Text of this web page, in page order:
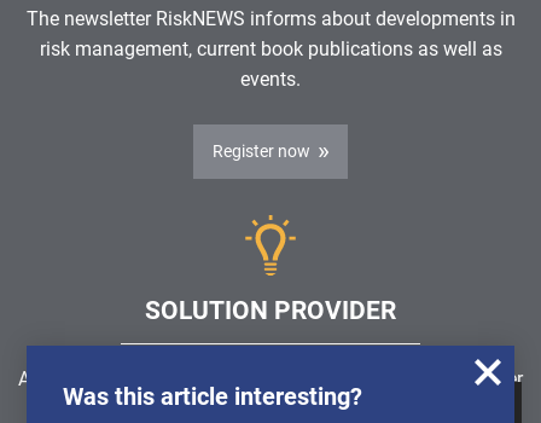
The newsletter RiskNEWS informs about developments in
risk management, current book publications as well as
events.
Register now
SOLUTION PROVIDER
Are you looking for a software solution or a service provider
in the field of risk management, GRC, ICS or ISMS?
Was this article interesting?